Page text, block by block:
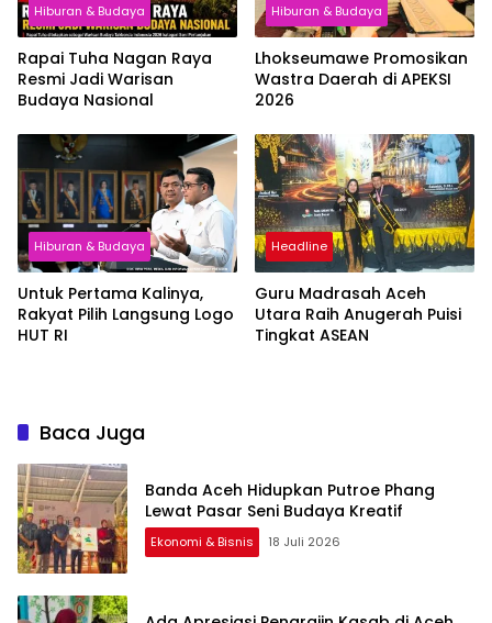
Hiburan & Budaya
Rapai Tuha Nagan Raya
Resmi Jadi Warisan
Budaya Nasional
Hiburan & Budaya
Lhokseumawe Promosikan
Wastra Daerah di APEKSI
2026
Hiburan & Budaya
Untuk Pertama Kalinya,
Rakyat Pilih Langsung Logo
HUT RI
Headline
Guru Madrasah Aceh
Utara Raih Anugerah Puisi
Tingkat ASEAN
Baca Juga
Banda Aceh Hidupkan Putroe Phang
Lewat Pasar Seni Budaya Kreatif
Ekonomi & Bisnis 18 Juli 2026